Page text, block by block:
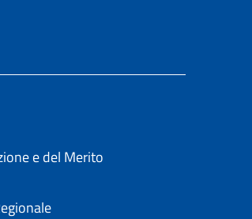
e del Merito